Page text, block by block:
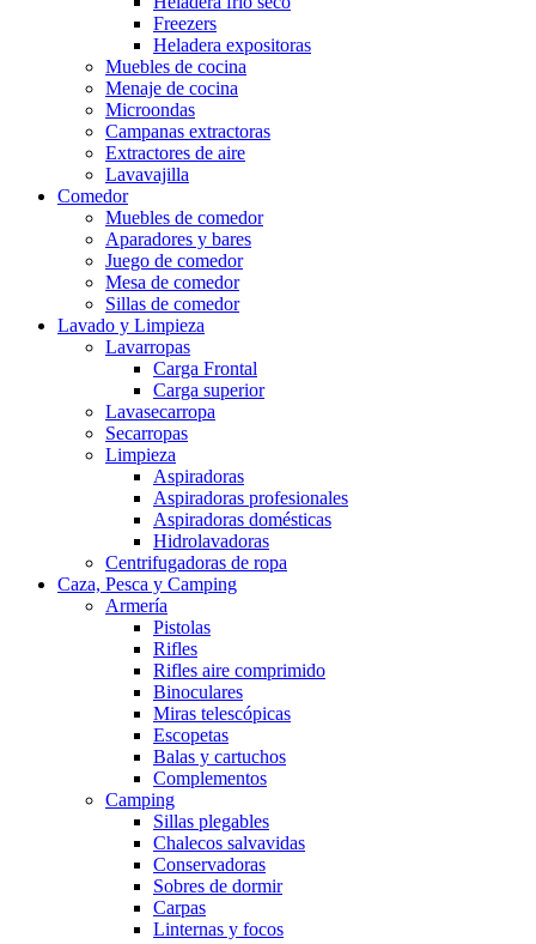
Freezers
Heladera expositoras
Muebles de cocina
Menaje de cocina
Microondas
Campanas extractoras
Extractores de aire
Lavavajilla
Comedor
Muebles de comedor
Aparadores y bares
Juego de comedor
Mesa de comedor
Sillas de comedor
Lavado y Limpieza
Lavarropas
Carga Frontal
Carga superior
Lavasecarropa
Secarropas
Limpieza
Aspiradoras
Aspiradoras profesionales
Aspiradoras domésticas
Hidrolavadoras
Centrifugadoras de ropa
Caza, Pesca y Camping
Armería
Pistolas
Rifles
Rifles aire comprimido
Binoculares
Miras telescópicas
Escopetas
Balas y cartuchos
Complementos
Camping
Sillas plegables
Chalecos salvavidas
Conservadoras
Sobres de dormir
Carpas
Linternas y focos